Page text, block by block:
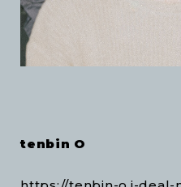
tenbin O